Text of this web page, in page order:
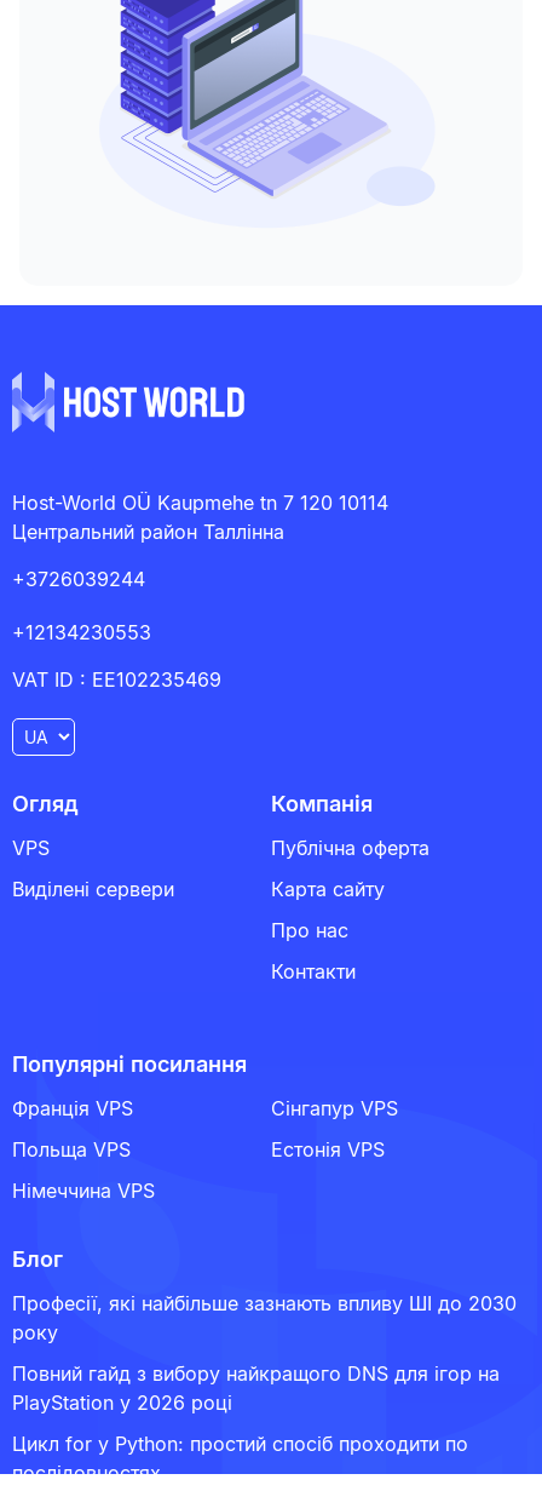
Host-World OÜ Kaupmehe tn 7 120 10114
Центральний район Таллінна
+3726039244
+12134230553
VAT ID : EE102235469
Огляд
VPS
Виділені сервери
Компанія
Публічна оферта
Карта сайту
Про нас
Контакти
Популярні посилання
Франція VPS
Сінгапур VPS
Польща VPS
Естонія VPS
Німеччина VPS
Блог
Професії, які найбільше зазнають впливу ШІ до 2030
року
Повний гайд з вибору найкращого DNS для ігор на
PlayStation у 2026 році
Цикл for у Python: простий спосіб проходити по
послідовностях